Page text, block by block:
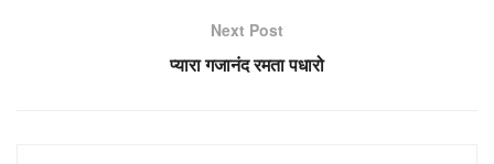
Next Post
प्यारा गजानंद रमता पधारो